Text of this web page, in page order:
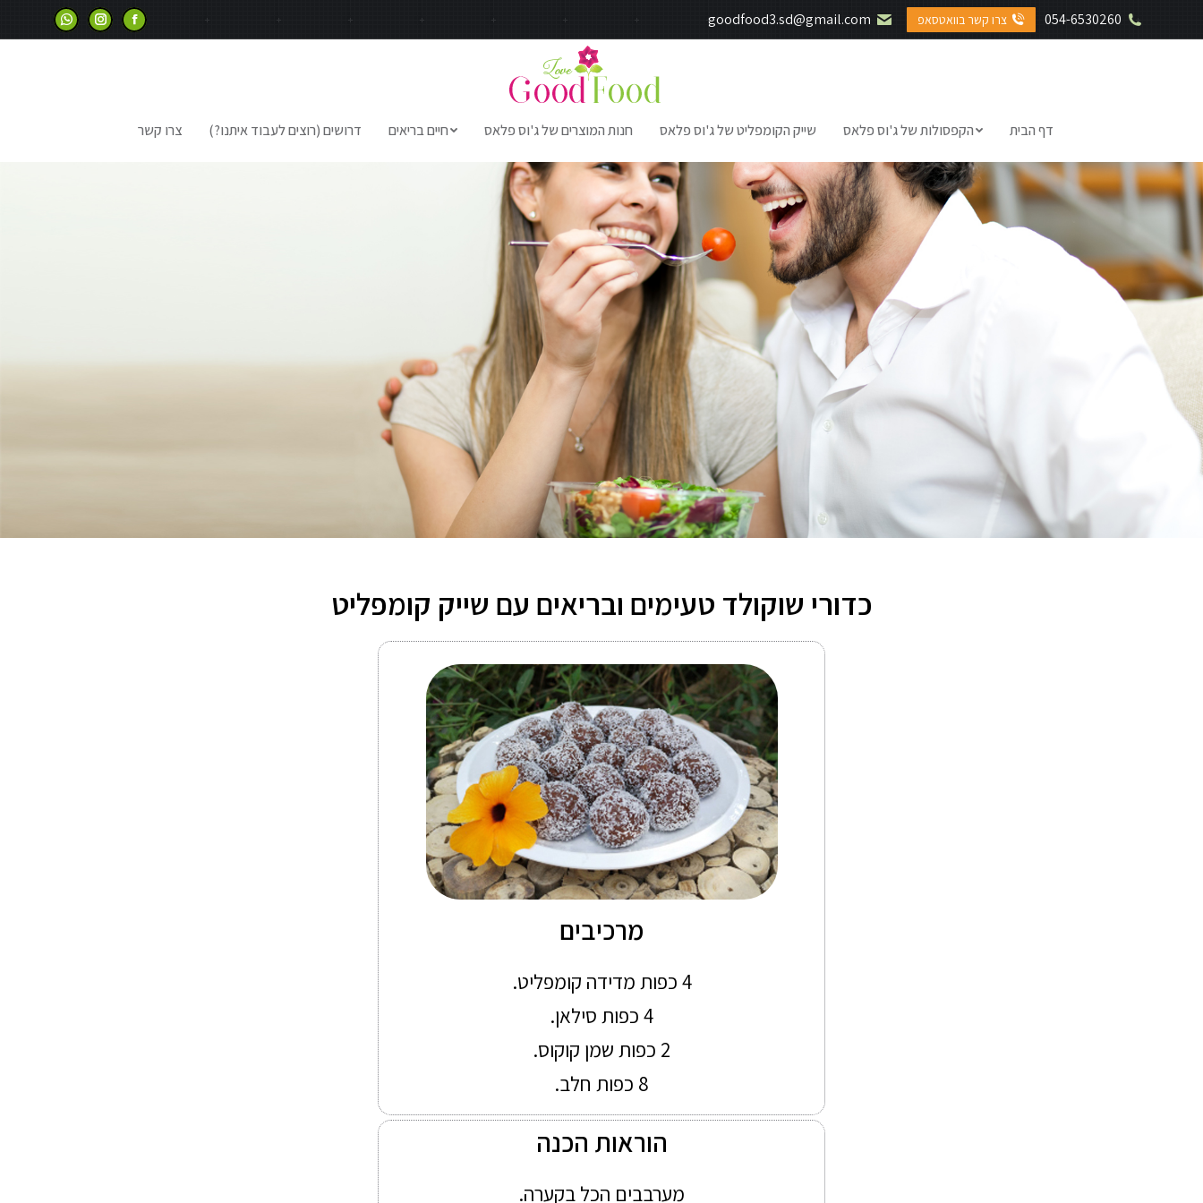
054-6530260 צרו קשר בוואטסאפ goodfood3.sd@gmail.com
דף הבית הקפסולות של ג'וס פלאס שייק הקומפליט של ג'וס פלאס חנות המוצרים של ג'וס פלאס חיים בריאים דרושים (רוצים לעבוד איתנו?) צרו קשר
כדורי שוקולד טעימים ובריאים עם שייק קומפליט
מרכיבים
4 כפות מדידה קומפליט.
4 כפות סילאן.
2 כפות שמן קוקוס.
8 כפות חלב.
הוראות הכנה
מערבבים הכל בקערה.